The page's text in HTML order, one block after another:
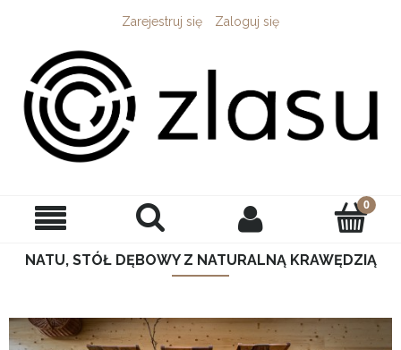
Zarejestruj się Zaloguj się
NATU, STÓŁ DĘBOWY Z NATURALNĄ KRAWĘDZIĄ